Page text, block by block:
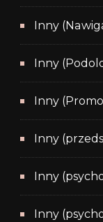
Inny
Inny
Inny
Inny
Inny
Inny